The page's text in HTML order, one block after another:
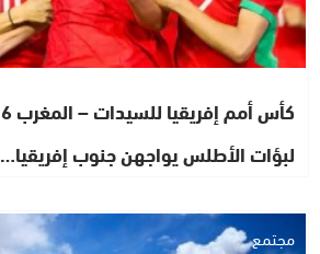
لبؤات الأطلس يواجهن جنوب إفريقيا…
مجتمع